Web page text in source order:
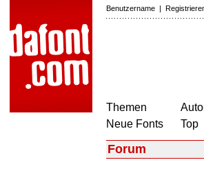
Benutzername |
Themen
Neue Fonts
Top
Forum